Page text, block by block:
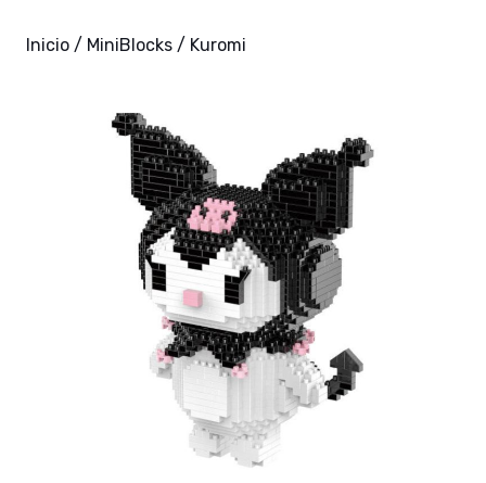
Inicio / MiniBlocks / Kuromi